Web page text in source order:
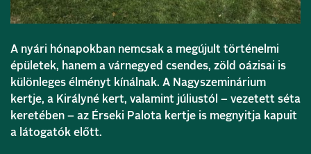
A nyári hónapokban nemcsak a megújult történelmi
épületek, hanem a várnegyed csendes, zöld oázisai is
különleges élményt kínálnak. A Nagyszeminárium
kertje, a Királyné kert, valamint júliustól – vezetett séta
keretében – az Érseki Palota kertje is megnyitja kapuit
a látogatók előtt.